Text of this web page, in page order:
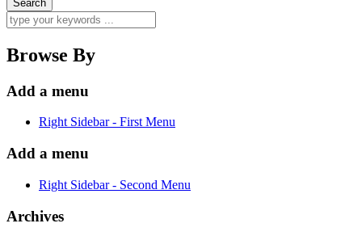
Browse By
Add a menu
Right Sidebar - First Menu
Add a menu
Right Sidebar - Second Menu
Archives